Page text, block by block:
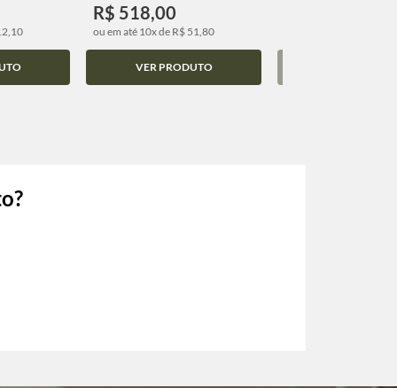
R$ 518,00
ou em até 10x de R$ 51,80
VER PRODUTO